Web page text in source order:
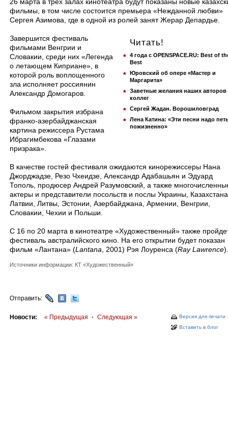
фильмы, в том числе состоится премьера «Нежданной любви»
Сергея Азимова, где в одной из ролей занят Жерар Депардье.
Читать!
4 года с OPENSPACE.RU: Best of
Best
Юровский об опере «Мастер и
Маргарита»
Заветные желания наших авторов
коллег
Сергей Жадан. Ворошиловград
Лена Катина: «Эти песни надо
пожизненно»
Завершится фестиваль
фильмами Венгрии и
Словакии, среди них «Легенда
о летающем Киприане», в
которой роль воплощенного
зла исполняет россиянин
Александр Домогаров.
Фильмом закрытия избрана
франко-азербайджанская
картина режиссера Рустама
Ибрагимбекова «Глазами
призрака».
В качестве гостей фестиваля ожидаются кинорежиссеры Нана
Джорджадзе, Резо Чхеидзе, Александр Адабашьян и Эдуард
Тополь, продюсер Андрей Разумовский, а также
актеры и представители посольств и послы Украины,
Латвии, Литвы, Эстонии, Азербайджана, Армении, Венгрии,
Словакии, Чехии и Польши.
С 16 по 20 марта в кинотеатре «Художественный» также
фестиваль австралийского кино. На его открытии будет показан
фильм «Лантана» (Lantana , 2001) Рэя Лоуренса (Ray Lawrence).
Источники информации: КТ «Художественный»
Отправить:
Версия для печати
Вставить в блог
Новости: « Предыдущая · Следующая »